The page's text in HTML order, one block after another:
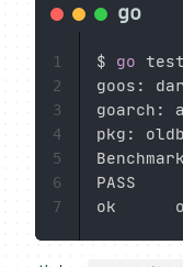
$ go
goos :
goarch :
pkg :
PASS
ok
1
2
3
4
5
6
7